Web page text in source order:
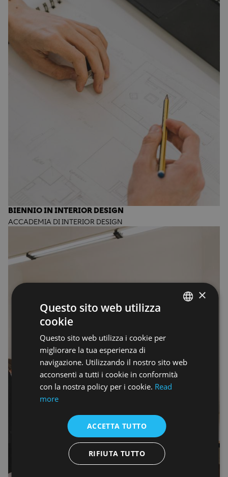
BIENNIO IN INTERIOR DESIGN
ACCADEMIA DI INTERIOR DESIGN
×
Questo sito web utilizza
cookie
Questo sito web utilizza i cookie per
migliorare la tua esperienza di
navigazione. Utilizzando il nostro sito web
acconsenti a tutti i cookie in conformità
con la nostra policy per i cookie. Read
more
ACCETTA TUTTO
RIFIUTA TUTTO